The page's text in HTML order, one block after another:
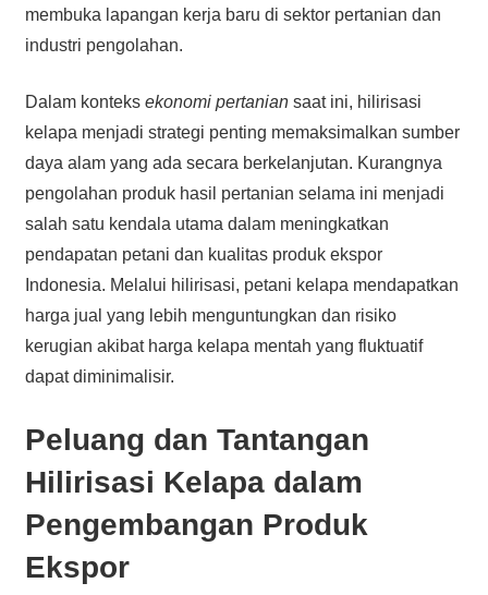
membuka lapangan kerja baru di sektor pertanian dan
industri pengolahan.
Dalam konteks ekonomi pertaniansaat ini, hilirisasi
kelapa menjadi strategi penting memaksimalkan sumber
daya alam yang ada secara berkelanjutan. Kurangnya
pengolahan produk hasil pertanian selama ini menjadi
salah satu kendala utama dalam meningkatkan
pendapatan petani dan kualitas produk ekspor
Indonesia. Melalui hilirisasi, petani kelapa mendapatkan
harga jual yang lebih menguntungkan dan risiko
kerugian akibat harga kelapa mentah yang fluktuatif
dapat diminimalisir.
Peluang dan Tantangan
Hilirisasi Kelapa dalam
Pengembangan Produk
Ekspor